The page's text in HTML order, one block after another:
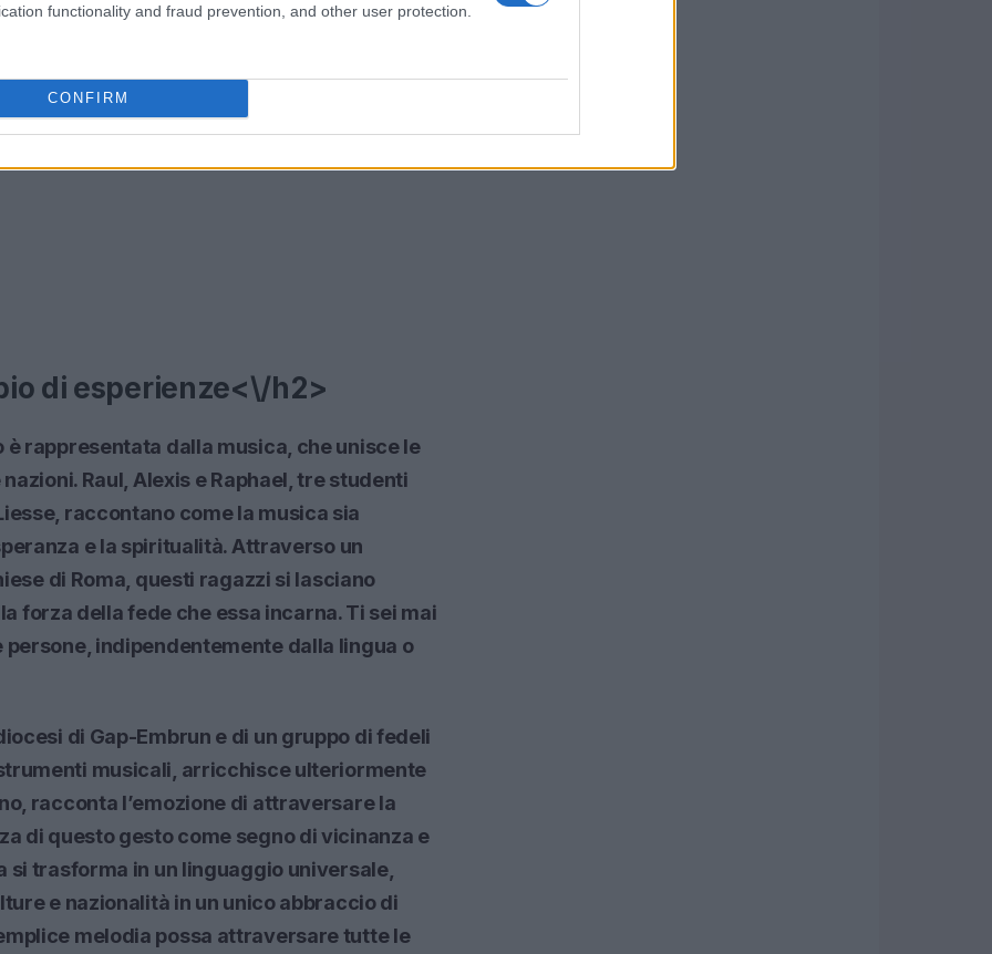
functionality and fraud prevention, and other user protection.
CONFIRM
di esperienze<\/h2>
rappresentata dalla musica, che unisce le
Raul, Alexis e Raphael, tre studenti
raccontano come la musica sia
e la spiritualità. Attraverso un
di Roma, questi ragazzi si lasciano
forza della fede che essa incarna. Ti sei mai
indipendentemente dalla lingua o
di Gap-Embrun e di un gruppo di fedeli
musicali, arricchisce ulteriormente
racconta l’emozione di attraversare la
di questo gesto come segno di vicinanza e
si trasforma in un linguaggio universale,
e nazionalità in un unico abbraccio di
melodia possa attraversare tutte le